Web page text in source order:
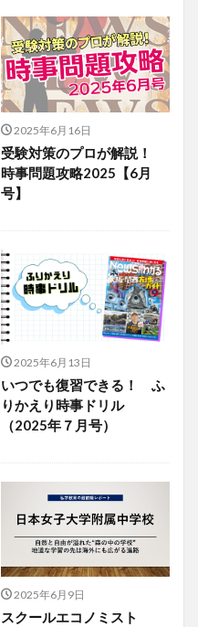
2025年6月16日
受験対策のプロが解説！
時事問題攻略2025【6月
号】
2025年6月13日
いつでも復習できる！ ふ
りかえり時事ドリル
（2025年７月号）
2025年6月9日
スクールエコノミスト